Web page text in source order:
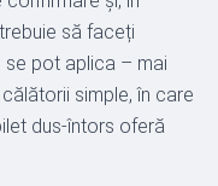
să faceți
pot aplica – mai
simple, în care
dus-întors oferă